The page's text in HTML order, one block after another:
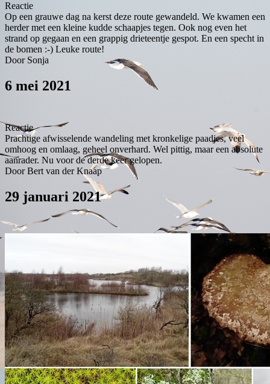
Reactie
Op een grauwe dag na kerst deze route gewandeld. We kwamen een
herder met een kleine kudde schaapjes tegen. Ook nog even het
strand op gegaan en een grappig drieteentje gespot. En een specht in
de bomen :-) Leuke route!
Door Sonja
6 mei 2021
Reactie
Prachtige afwisselende wandeling met kronkelige paadjes, veel
omhoog en omlaag, geheel onverhard. Wel pittig, maar een absolute
aanrader. Nu voor de derde keer gelopen.
Door Bert van der Knaap
29 januari 2021